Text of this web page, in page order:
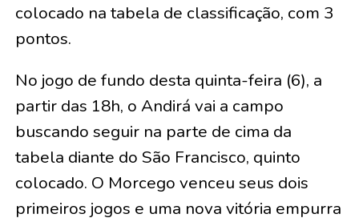
colocado na tabela de classificação, com 3
pontos.
No jogo de fundo desta quinta-feira (6), a
partir das 18h, o Andirá vai a campo
buscando seguir na parte de cima da
tabela diante do São Francisco, quinto
colocado. O Morcego venceu seus dois
primeiros jogos e uma nova vitória empurra